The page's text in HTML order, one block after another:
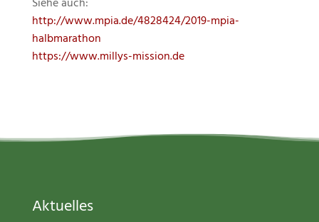
Siehe auch:
http://www.mpia.de/4828424/2019-mpia-
halbmarathon
https://www.millys-mission.de
Aktuelles